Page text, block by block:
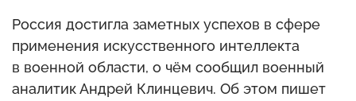
Россия достигла заметных успехов в сфере
применения искусственного интеллекта
в военной области, о чём сообщил военный
аналитик Андрей Клинцевич. Об этом пишет